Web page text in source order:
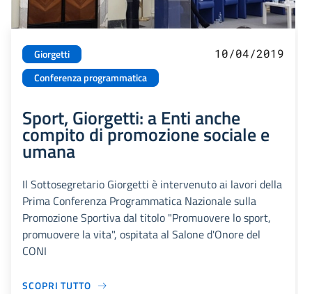
Giorgetti
Conferenza programmatica
10/04/2019
Sport, Giorgetti: a Enti anche
compito di promozione sociale e
umana
Il Sottosegretario Giorgetti è intervenuto ai lavori della
Prima Conferenza Programmatica Nazionale sulla
Promozione Sportiva dal titolo "Promuovere lo sport,
promuovere la vita", ospitata al Salone d'Onore del
CONI
SCOPRI TUTTO